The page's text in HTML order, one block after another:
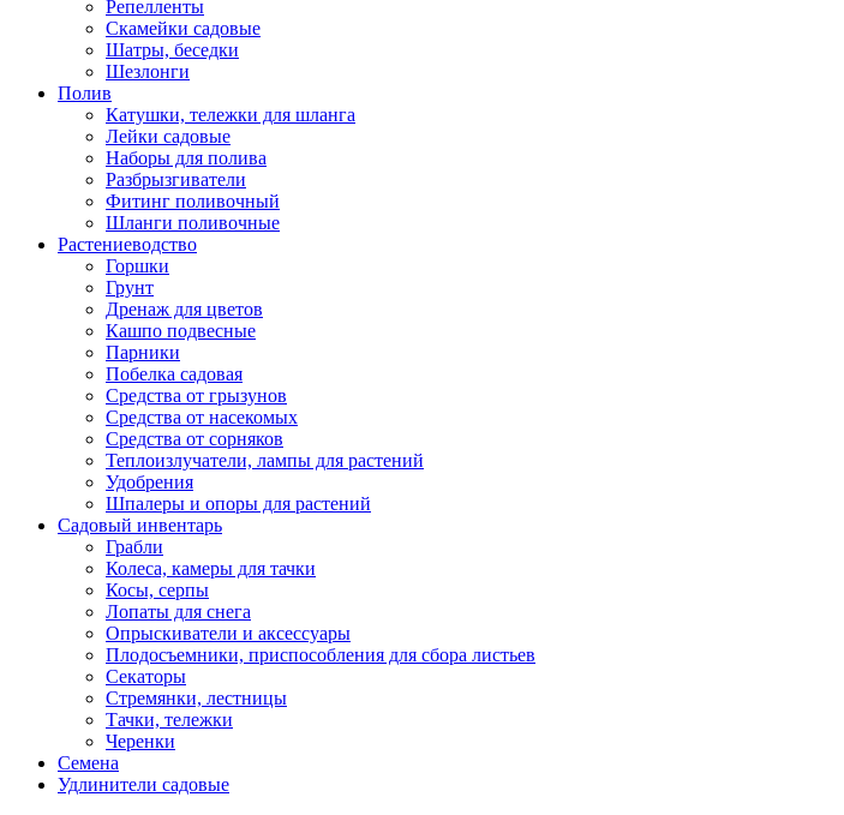
Репелленты
Скамейки садовые
Шатры, беседки
Шезлонги
Полив
Катушки, тележки для шланга
Лейки садовые
Наборы для полива
Разбрызгиватели
Фитинг поливочный
Шланги поливочные
Растениеводство
Горшки
Грунт
Дренаж для цветов
Кашпо подвесные
Парники
Побелка садовая
Средства от грызунов
Средства от насекомых
Средства от сорняков
Теплоизлучатели, лампы для растений
Удобрения
Шпалеры и опоры для растений
Садовый инвентарь
Грабли
Колеса, камеры для тачки
Косы, серпы
Лопаты для снега
Опрыскиватели и аксессуары
Плодосъемники, приспособления для сбора листьев
Секаторы
Стремянки, лестницы
Тачки, тележки
Черенки
Семена
Удлинители садовые